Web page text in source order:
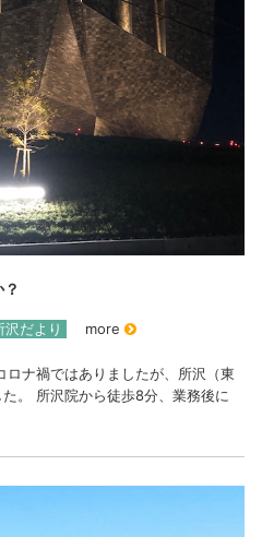
沢だより more
ナ禍ではありましたが、所沢（東
。 所沢院から徒歩8分、業務後に